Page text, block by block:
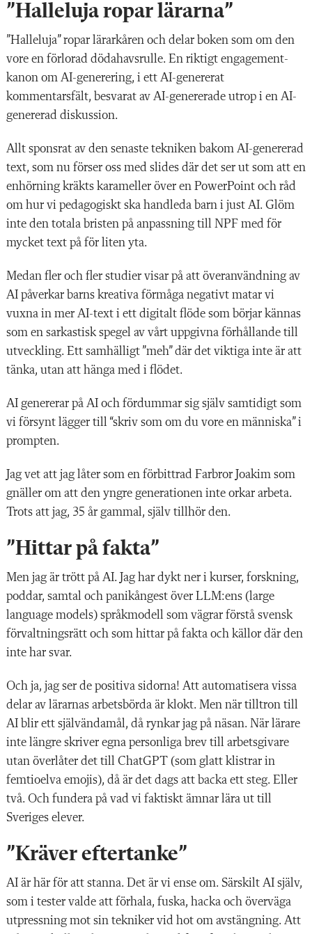
”Halleluja ropar lärarna”
”Halleluja” ropar lärarkåren och delar boken som om den
vore en förlorad dödahavsrulle. En riktigt engagement-
kanon om AI-generering, i ett AI-genererat
kommentarsfält, besvarat av AI-genererade utrop i en AI-
genererad diskussion.
Allt sponsrat av den senaste tekniken bakom AI-genererad
text, som nu förser oss med slides där det ser ut som att en
enhörning kräkts karameller över en PowerPoint och råd
om hur vi pedagogiskt ska handleda barn i just AI. Glöm
inte den totala bristen på anpassning till NPF med för
mycket text på för liten yta.
Medan fler och fler studier visar på att överanvändning av
AI påverkar barns kreativa förmåga negativt matar vi
vuxna in mer AI-text i ett digitalt flöde som börjar kännas
som en sarkastisk spegel av vårt uppgivna förhållande till
utveckling. Ett samhälligt ”meh” där det viktiga inte är att
tänka, utan att hänga med i flödet.
AI genererar på AI och fördummar sig själv samtidigt som
vi försynt lägger till “skriv som om du vore en människa” i
prompten.
Jag vet att jag låter som en förbittrad Farbror Joakim som
gnäller om att den yngre generationen inte orkar arbeta.
Trots att jag, 35 år gammal, själv tillhör den.
”Hittar på fakta”
Men jag är trött på AI. Jag har dykt ner i kurser, forskning,
poddar, samtal och panikångest över LLM:ens (large
language models) språkmodell som vägrar förstå svensk
förvaltningsrätt och som hittar på fakta och källor där den
inte har svar.
Och ja, jag ser de positiva sidorna! Att automatisera vissa
delar av lärarnas arbetsbörda är klokt. Men när tilltron till
AI blir ett självändamål, då rynkar jag på näsan. När lärare
inte längre skriver egna personliga brev till arbetsgivare
utan överlåter det till ChatGPT (som glatt klistrar in
femtioelva emojis), då är det dags att backa ett steg. Eller
två. Och fundera på vad vi faktiskt ämnar lära ut till
Sveriges elever.
”Kräver eftertanke”
AI är här för att stanna. Det är vi ense om. Särskilt AI själv,
som i tester valde att förhala, fuska, hacka och överväga
utpressning mot sin tekniker vid hot om avstängning. Att